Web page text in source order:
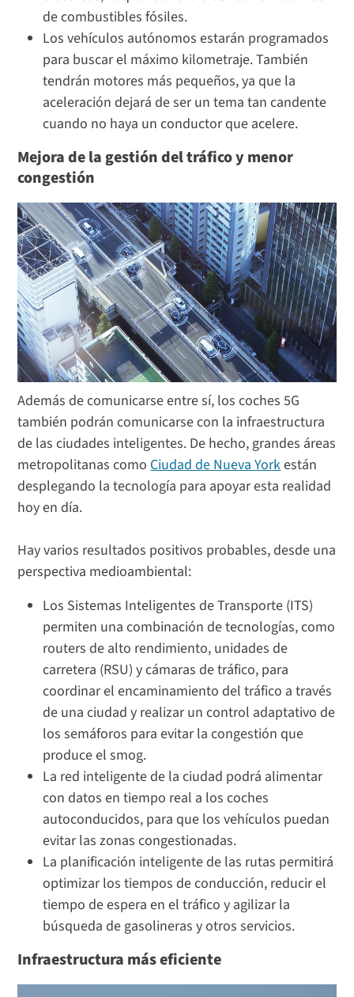
de combustibles fósiles.
Los vehículos autónomos estarán programados
para buscar el máximo kilometraje. También
tendrán motores más pequeños, ya que la
aceleración dejará de ser un tema tan candente
cuando no haya un conductor que acelere.
Mejora de la gestión del tráfico y menor
congestión
Además de comunicarse entre sí, los coches 5G
también podrán comunicarse con la infraestructura
de las ciudades inteligentes. De hecho, grandes áreas
metropolitanas como Ciudad de Nueva Yorkestán
desplegando la tecnología para apoyar esta realidad
hoy en día.
Hay varios resultados positivos probables, desde una
perspectiva medioambiental:
Los Sistemas Inteligentes de Transporte (ITS)
permiten una combinación de tecnologías, como
routers de alto rendimiento, unidades de
carretera (RSU) y cámaras de tráfico, para
coordinar el encaminamiento del tráfico a través
de una ciudad y realizar un control adaptativo de
los semáforos para evitar la congestión que
produce el smog.
La red inteligente de la ciudad podrá alimentar
con datos en tiempo real a los coches
autoconducidos, para que los vehículos puedan
evitar las zonas congestionadas.
La planificación inteligente de las rutas permitirá
optimizar los tiempos de conducción, reducir el
tiempo de espera en el tráfico y agilizar la
búsqueda de gasolineras y otros servicios.
Infraestructura más eficiente